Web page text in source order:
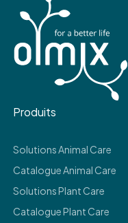
Produits
Solutions Animal Care
Catalogue Animal Care
Solutions Plant Care
Catalogue Plant Care